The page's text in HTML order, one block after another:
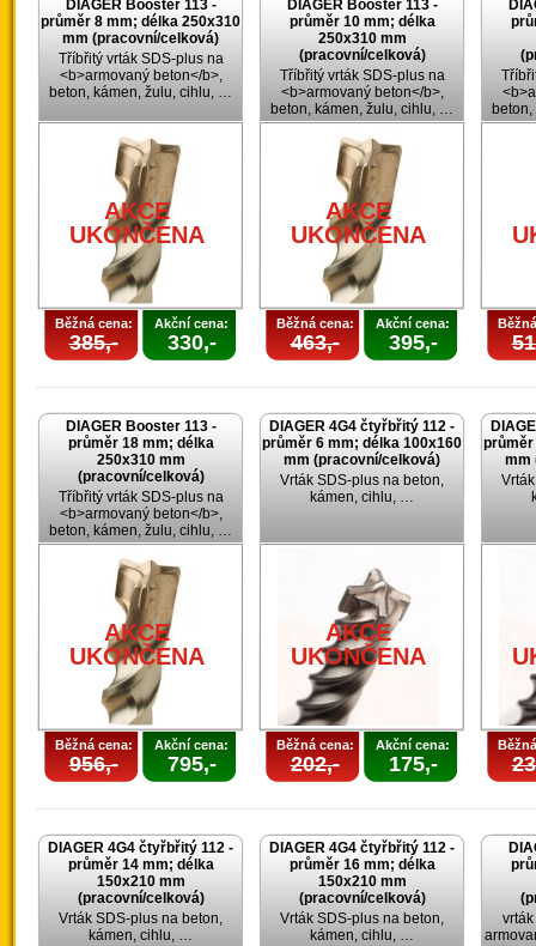
DIAGER Booster 113 -
průměr 8 mm; délka 250x310
mm (pracovní/celková)
Tříbřitý vrták SDS-plus na
<b>armovaný beton</b>,
beton, kámen, žulu, cihlu, …
AKCE
UKONČENA
Běžná cena:
385,-
Akční cena:
330,-
DIAGER Booster 113 -
průměr 10 mm; délka
250x310 mm
(pracovní/celková)
Tříbřitý vrták SDS-plus na
<b>armovaný beton</b>,
beton, kámen, žulu, cihlu, …
AKCE
UKONČENA
Běžná cena:
463,-
Akční cena:
395,-
DIAGER Booster 113 -
průměr 18 mm; délka
250x310 mm
(pracovní/celková)
Tříbřitý vrták SDS-plus na
<b>armovaný beton</b>,
beton, kámen, žulu, cihlu, …
AKCE
UKONČENA
Běžná cena:
956,-
Akční cena:
795,-
DIAGER 4G4 čtyřbřitý 112 -
průměr 6 mm; délka 100x160
mm (pracovní/celková)
Vrták SDS-plus na beton,
kámen, cihlu, …
AKCE
UKONČENA
Běžná cena:
202,-
Akční cena:
175,-
průměr
mm
DIAGER 4G4 čtyřbřitý 112 -
průměr 14 mm; délka
150x210 mm
(pracovní/celková)
Vrták SDS-plus na beton,
kámen, cihlu, …
DIAGER 4G4 čtyřbřitý 112 -
průměr 16 mm; délka
150x210 mm
(pracovní/celková)
Vrták SDS-plus na beton,
kámen, cihlu, …